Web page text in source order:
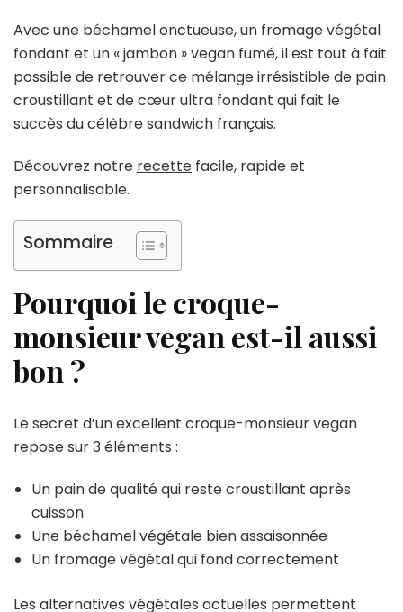
fait
oublier
la
version
classique
Avec une béchamel onctueuse, un fromage végétal
fondant et un « jambon » vegan fumé, il est tout à fait
possible de retrouver ce mélange irrésistible de pain
croustillant et de cœur ultra fondant qui fait le
succès du célèbre sandwich français.
Découvrez notre recette facile, rapide et
personnalisable.
Sommaire
Pourquoi le croque-
monsieur vegan est-il aussi
bon ?
Le secret d’un excellent croque-monsieur vegan
repose sur 3 éléments :
Un pain de qualité qui reste croustillant après
cuisson
Une béchamel végétale bien assaisonnée
Un fromage végétal qui fond correctement
Les alternatives végétales actuelles permettent